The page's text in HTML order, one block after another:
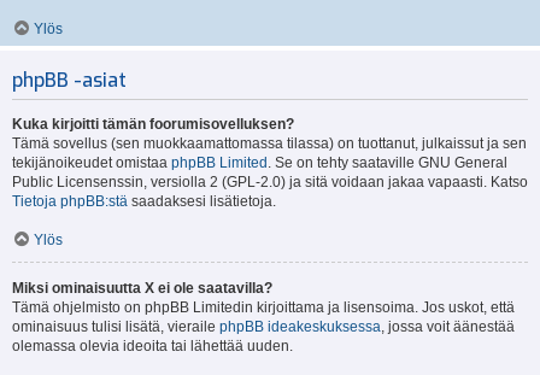
Ylös
phpBB -asiat
Kuka kirjoitti tämän foorumisovelluksen?
Tämä sovellus (sen muokkaamattomassa tilassa) on tuottanut, julkaissut ja sen
tekijänoikeudet omistaa phpBB Limited . Se on tehty saataville GNU General
Public Licensenssin, versiolla 2 (GPL-2.0) ja sitä voidaan jakaa vapaasti. Katso
Tietoja phpBB:stä saadaksesi lisätietoja.
Ylös
Miksi ominaisuutta X ei ole saatavilla?
Tämä ohjelmisto on phpBB Limitedin kirjoittama ja lisensoima. Jos uskot, että
ominaisuus tulisi lisätä, vieraile phpBB ideakeskuksessa, jossa voit äänestää
olemassa olevia ideoita tai lähettää uuden.